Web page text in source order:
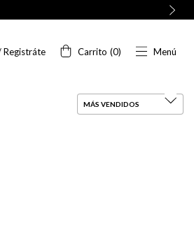
Menú
Registráte Carrito (0)